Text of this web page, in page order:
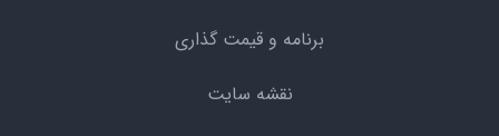
برنامه و قیمت گذاری
نقشه سایت